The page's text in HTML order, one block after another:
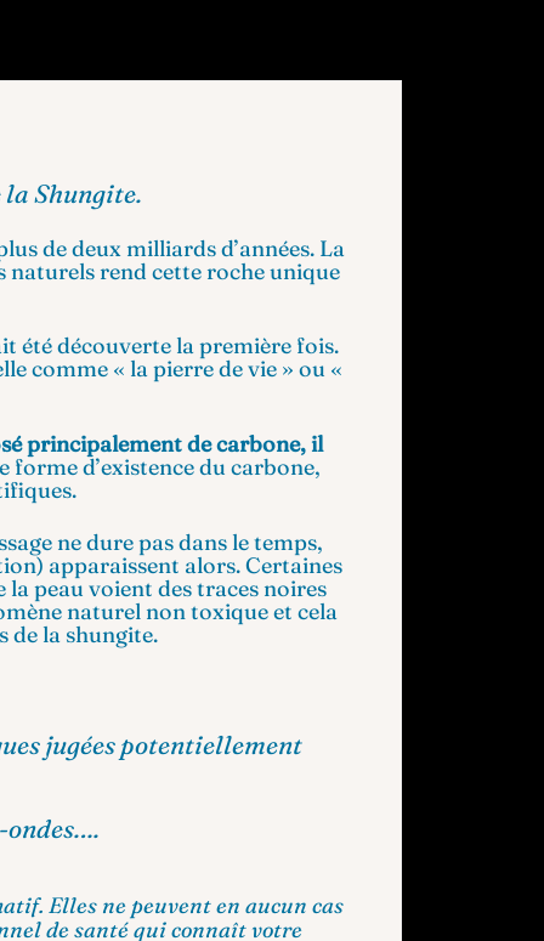
Shungite.
de deux milliards d’années. La
rend cette roche unique
été découverte la première fois.
comme « la pierre de vie » ou «
principalement de carbone, il
forme d’existence du carbone,
ne dure pas dans le temps,
apparaissent alors. Certaines
peau voient des traces noires
naturel non toxique et cela
de la shungite.
jugées potentiellement
Elles ne peuvent en aucun cas
de santé qui connaît votre